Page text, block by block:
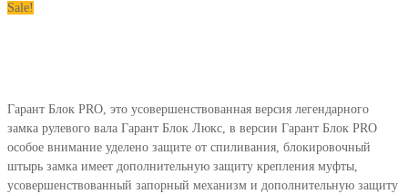
Sale!
Гарант Блок PRO, это усовершенствованная версия легендарного
замка рулевого вала Гарант Блок Люкс, в версии Гарант Блок PRO
особое внимание уделено защите от спиливания, блокировочный
штырь замка имеет дополнительную защиту крепления муфты,
усовершенствованный запорный механизм и дополнительную защиту